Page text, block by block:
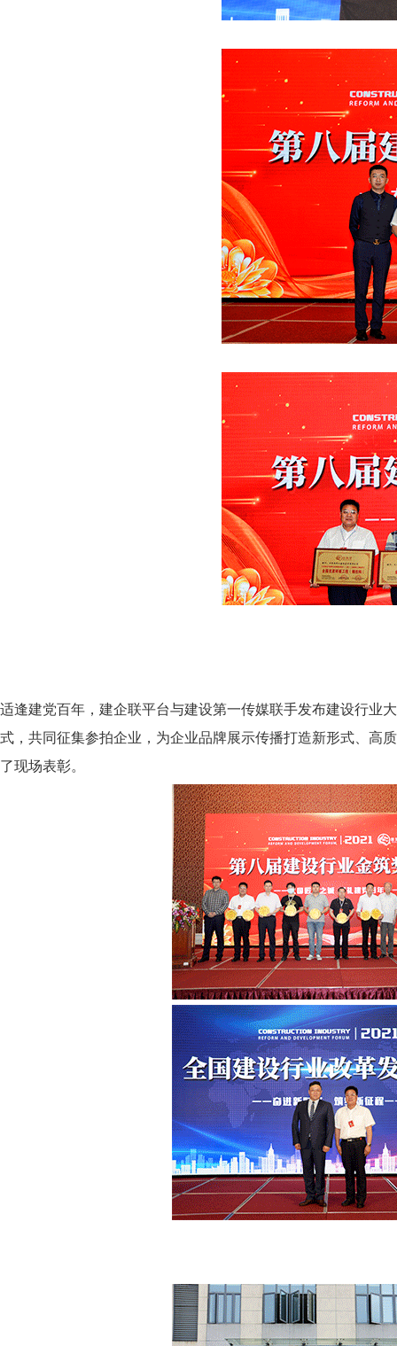
适逢建党百年，建企联平台与建设第一传媒联手发布建设行业
式，共同征集参拍企业，为企业品牌展示传播打造新形式、高
了现场表彰。